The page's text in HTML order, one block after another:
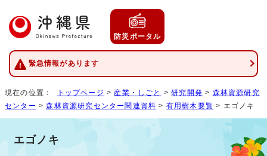
防災ポータル
緊急情報があります
現在の位置： トップページ > 産業・しごと >研究開発 > 森林資源研究
センター >森林資源研究センター関連資料 > 有用樹木要覧 > エゴノキ
エゴノキ